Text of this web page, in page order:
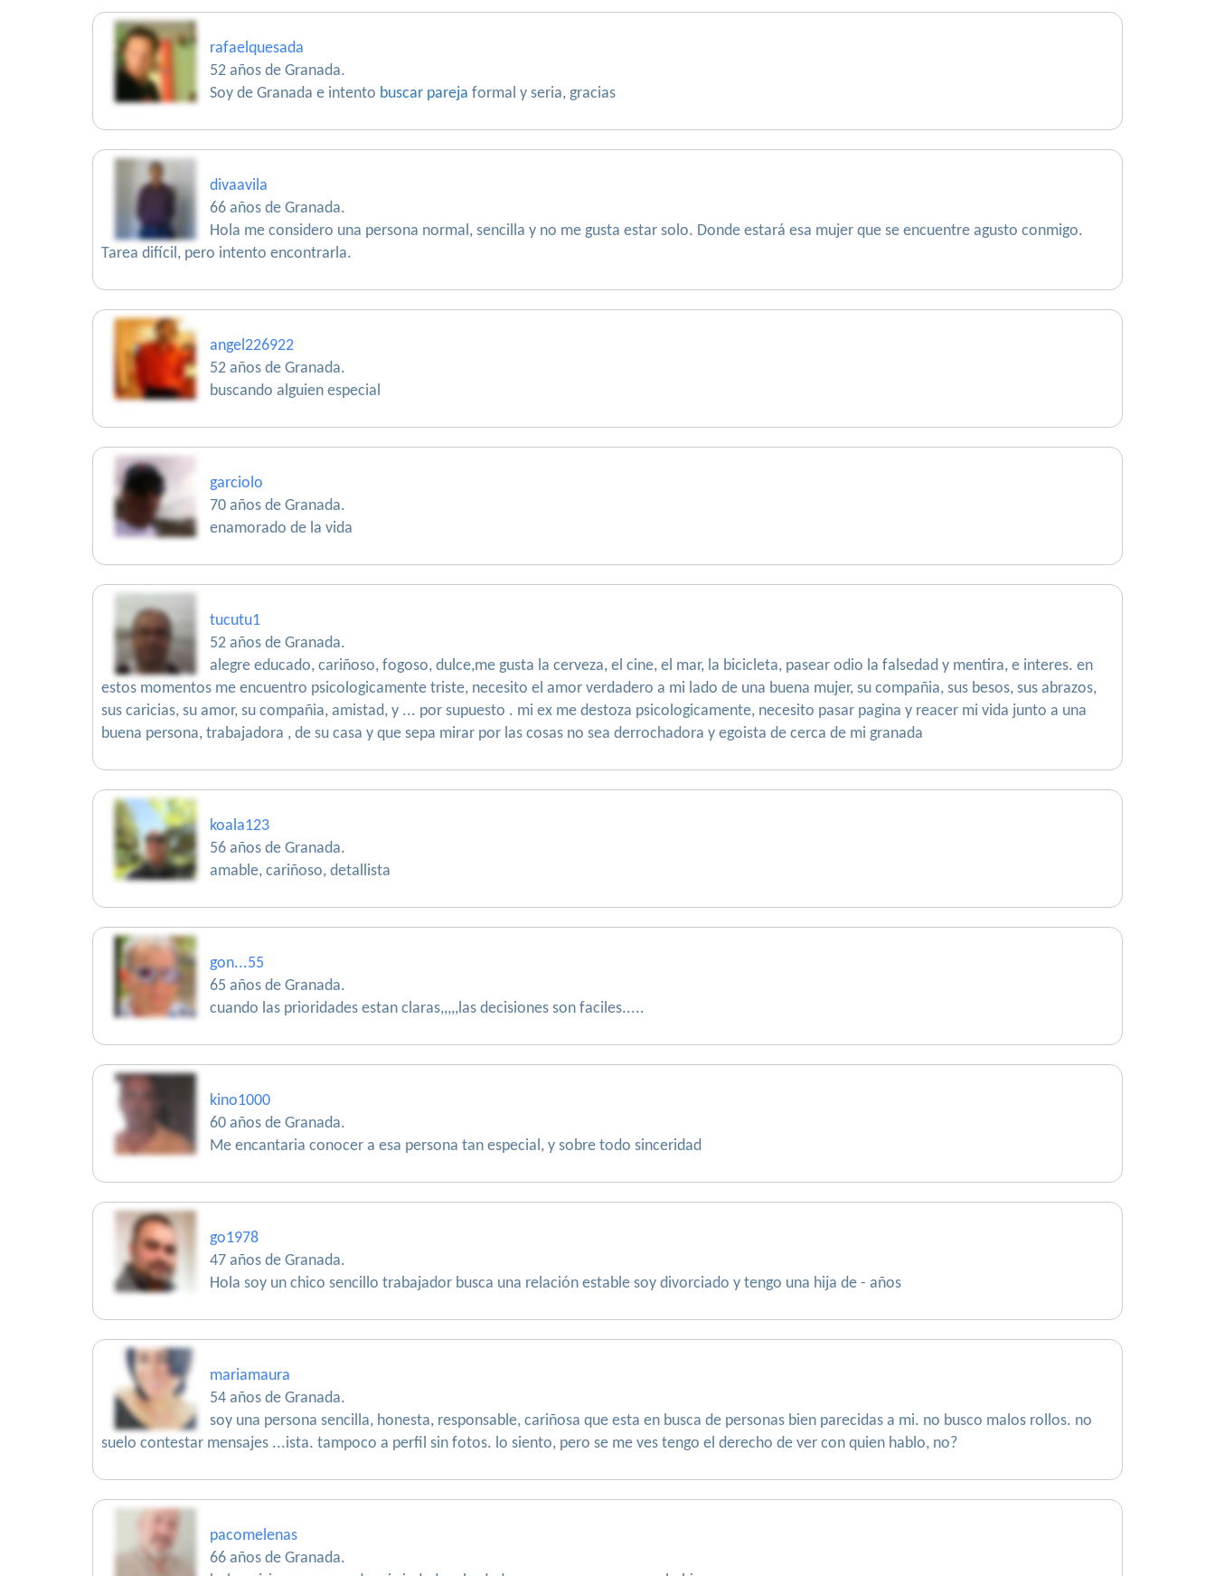
rafaelquesada
52 años de Granada.
Soy de Granada e intento buscar pareja formal y seria, gracias
divaavila
66 años de Granada.
Hola me considero una persona normal, sencilla y no me gusta estar solo. Donde estará esa mujer que se encuentre agusto conmigo.
Tarea difícil, pero intento encontrarla.
angel226922
52 años de Granada.
buscando alguien especial
garciolo
70 años de Granada.
enamorado de la vida
tucutu1
52 años de Granada.
alegre educado, cariñoso, fogoso, dulce,me gusta la cerveza, el cine, el mar, la bicicleta, pasear odio la falsedad y mentira, e interes. en
estos momentos me encuentro psicologicamente triste, necesito el amor verdadero a mi lado de una buena mujer, su compañia, sus besos, sus abrazos,
sus caricias, su amor, su compañia, amistad, y ... por supuesto . mi ex me destoza psicologicamente, necesito pasar pagina y reacer mi vida junto a una
buena persona, trabajadora , de su casa y que sepa mirar por las cosas no sea derrochadora y egoista de cerca de mi granada
koala123
56 años de Granada.
amable, cariñoso, detallista
gon...55
65 años de Granada.
cuando las prioridades estan claras,,,,,las decisiones son faciles.....
kino1000
60 años de Granada.
Me encantaria conocer a esa persona tan especial, y sobre todo sinceridad
go1978
47 años de Granada.
Hola soy un chico sencillo trabajador busca una relación estable soy divorciado y tengo una hija de - años
mariamaura
54 años de Granada.
soy una persona sencilla, honesta, responsable, cariñosa que esta en busca de personas bien parecidas a mi. no busco malos rollos. no
suelo contestar mensajes ...ista. tampoco a perfil sin fotos. lo siento, pero se me ves tengo el derecho de ver con quien hablo, no?
pacomelenas
66 años de Granada.